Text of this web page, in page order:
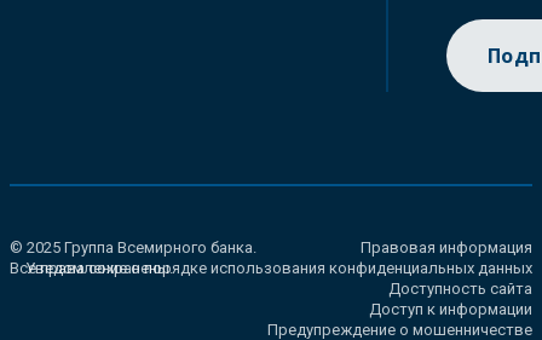
© 2025 Группа Всемирного банка.
Все права сохранены.
Правовая информация
Уведомление о порядке использования конфиденциальных данных
Доступность сайта
Доступ к информации
Предупреждение о мошенничестве